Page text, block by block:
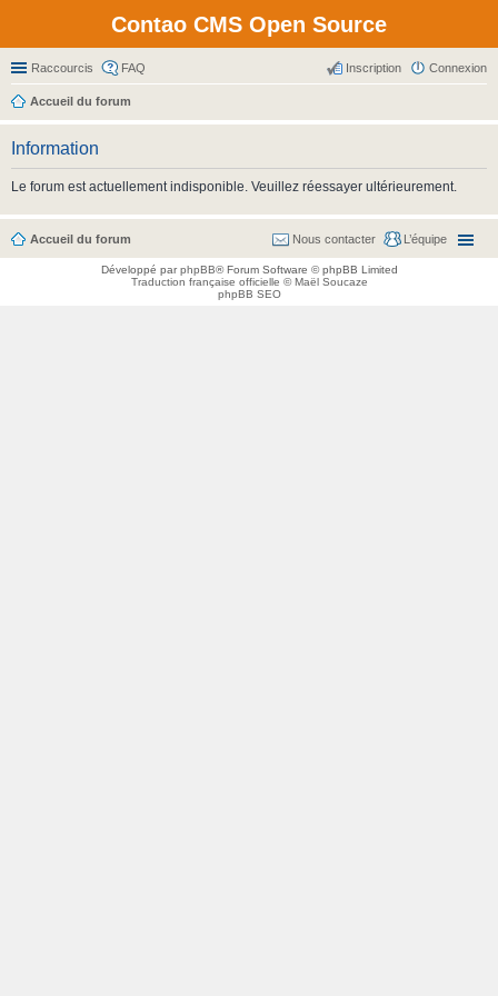
Contao CMS Open Source
Raccourcis FAQ Connexion
Inscription
Accueil du forum
Information
Le forum est actuellement indisponible. Veuillez réessayer ultérieurement.
Accueil du forum L’équipe
Nous contacter
Développé parphpBB® Forum Software © phpBB Limited
Traduction française officielle ©Maël Soucaze
phpBB SEO